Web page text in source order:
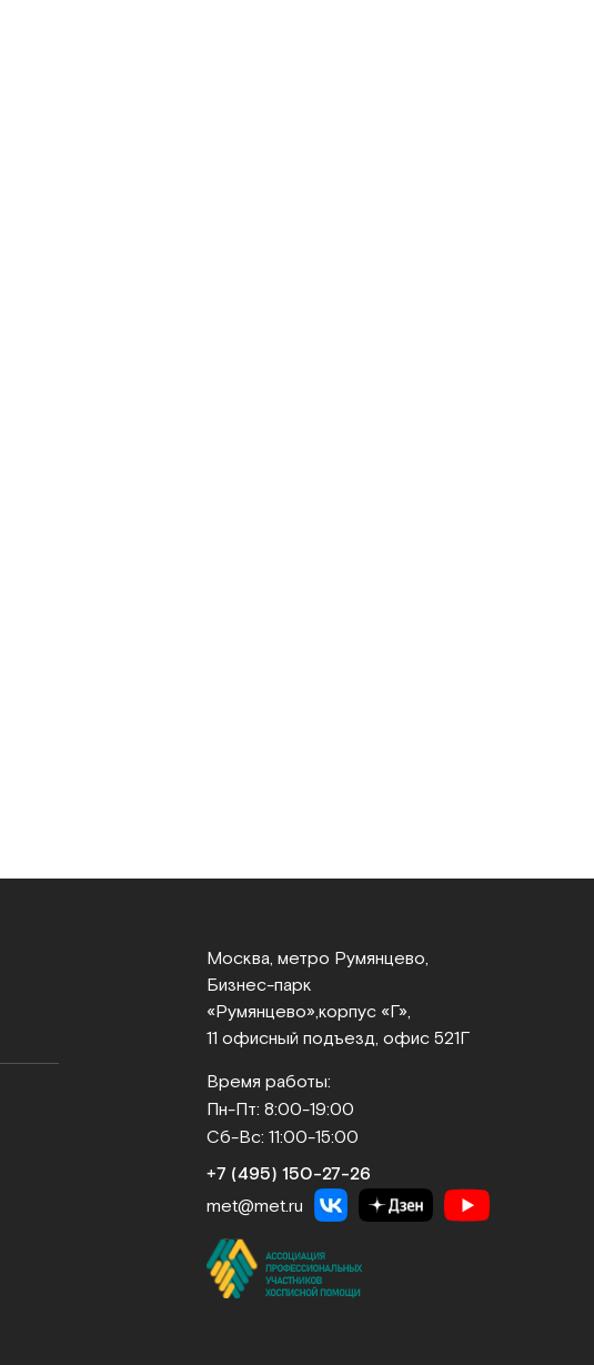
Москва, метро Румянцево,
Бизнес‑парк
«Румянцево», корпус «Г»,
11 офисный подъезд, офис 521Г
Время работы:
Пн-Пт: 8:00-19:00
Сб-Вс: 11:00-15:00
+7 (495) 150‑27‑26
met@met.ru